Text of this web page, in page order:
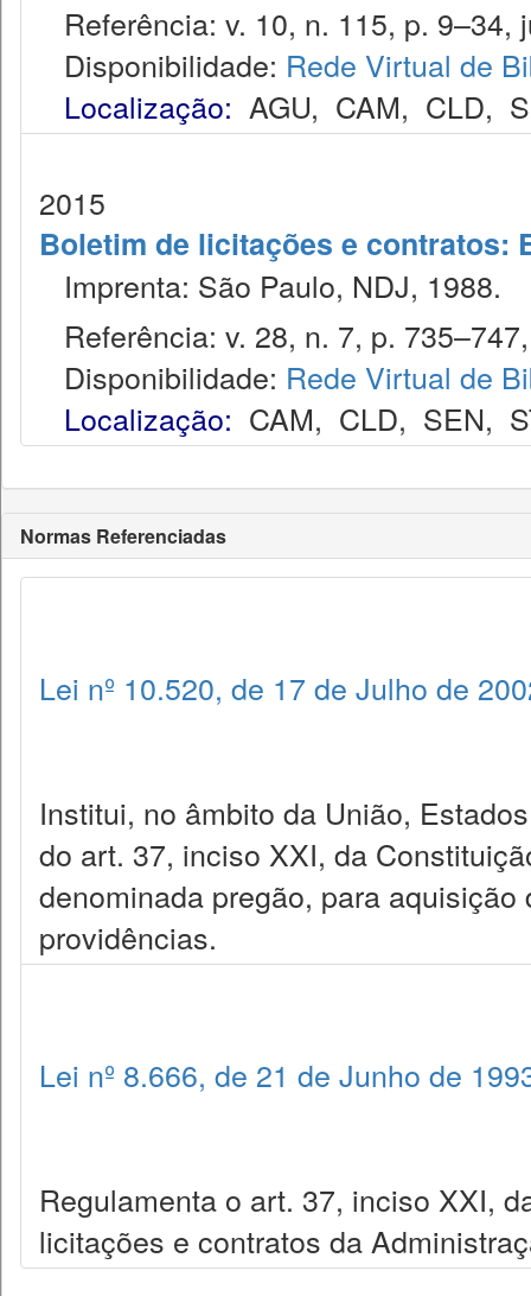
Referência: v. 10, n. 115, p. 9–34,
Disponibilidade: Rede Virtual de
Localização: AGU, CAM, CLD,
2015
Boletim de licitações e contratos:
Imprenta: São Paulo, NDJ, 1988.
Referência: v. 28, n. 7, p.
Disponibilidade: Rede Virtual de
Localização: CAM, CLD, SEN,
Normas Referenciadas
Lei nº 10.520, de 17 de Julho de
Institui, no âmbito da União,
do art. 37, inciso XXI, da
denominada pregão, para
providências.
Lei nº 8.666, de 21 de Junho de
Regulamenta o art. 37, inciso XXI,
licitações e contratos da